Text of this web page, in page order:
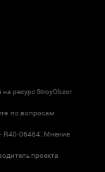
ресурс StroyObzor
по вопросам
R40-06464. Мнение
проекта